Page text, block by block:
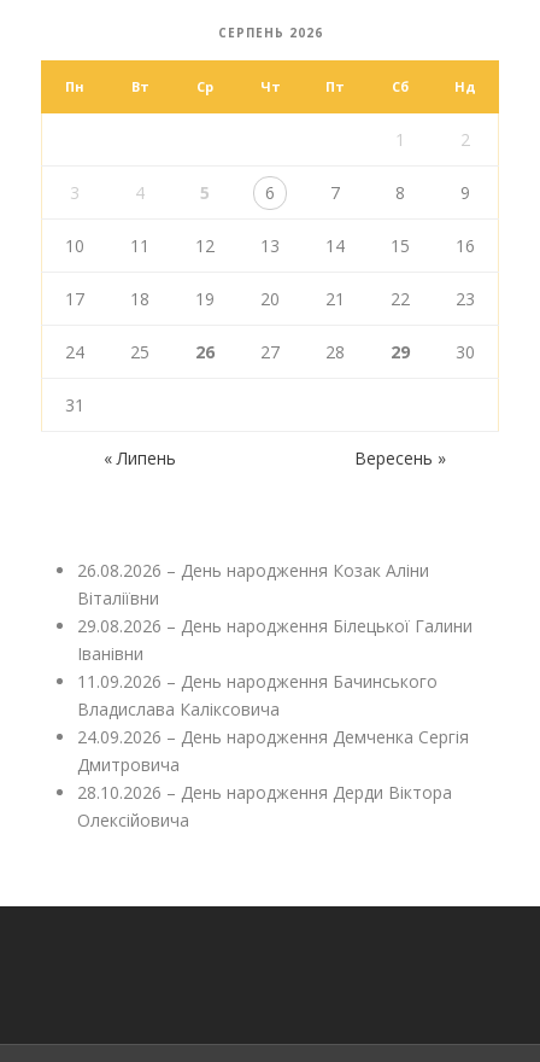
СЕРПЕНЬ 2026
Пн Вт Ср Чт Пт Сб Нд
1 2
3 4 5 6 7 8 9
10 11 12 13 14 15 16
17 18 19 20 21 22 23
24 25 26 27 28 29 30
31
« Липень Вересень »
26.08.2026 – День народження Козак Аліни
Віталіївни
29.08.2026 – День народження Білецької Галини
Іванівни
11.09.2026 – День народження Бачинського
Владислава Каліксовича
24.09.2026 – День народження Демченка Сергія
Дмитровича
28.10.2026 – День народження Дерди Віктора
Олексійовича